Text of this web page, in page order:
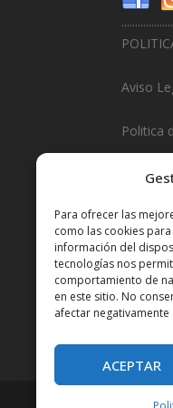
Para ofrecer las
como las cookies
información del
tecnologías nos
comportamiento de
en este sitio. No
afectar
ACEPTAR
Aviso
Politica
Politica
Design